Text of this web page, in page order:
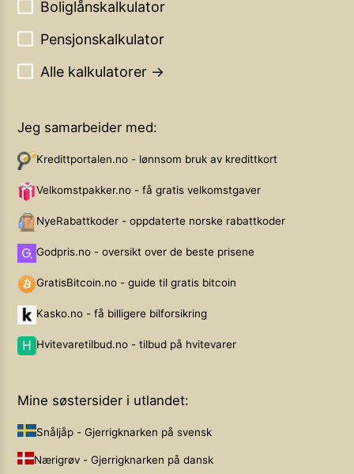
Boliglånskalkulator
Pensjonskalkulator
Alle kalkulatorer →
Jeg samarbeider med:
Kredittportalen.no - lønnsom bruk av kredittkort
Velkomstpakker.no - få gratis velkomstgaver
NyeRabattkoder - oppdaterte norske rabattkoder
Godpris.no - oversikt over de beste prisene
GratisBitcoin.no - guide til gratis bitcoin
Kasko.no - få billigere bilforsikring
Hvitevaretilbud.no - tilbud på hvitevarer
Mine søstersider i utlandet:
Snåljåp - Gjerrigknarken på svensk
Nærigrøv - Gjerrigknarken på dansk